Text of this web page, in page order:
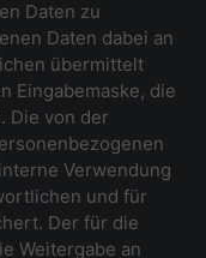
Daten zu
Daten dabei an
übermittelt
Eingabemaske, die
Die von der
Verwendung
und für
Der für die
Weitergabe an